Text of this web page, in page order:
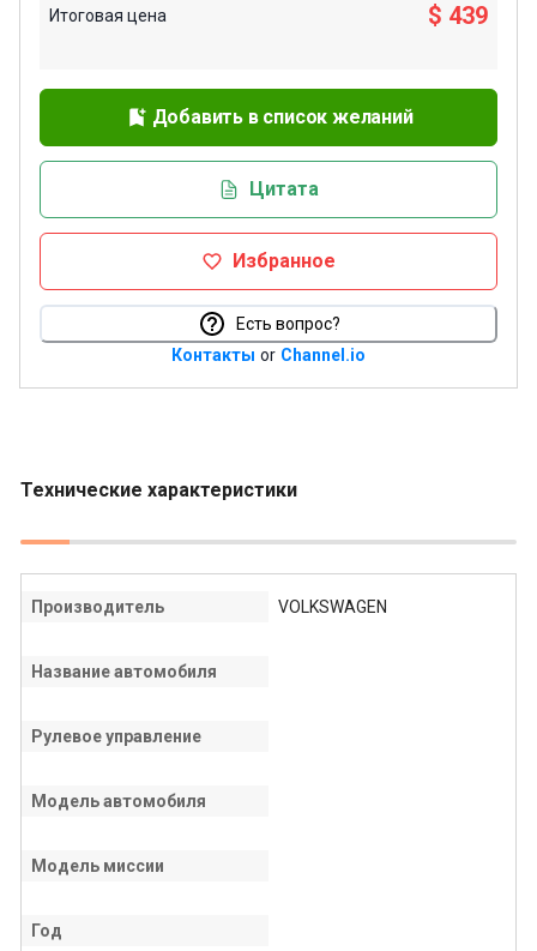
Итоговая цена $ 439
Добавить в список желаний
Цитата
Избранное
Есть вопрос?
Контакты or Channel.io
Технические характеристики
Производитель VOLKSWAGEN
Название автомобиля
Рулевое управление
Модель автомобиля
Модель миссии
Год